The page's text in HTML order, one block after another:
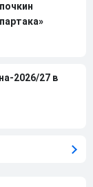
2026/27 в